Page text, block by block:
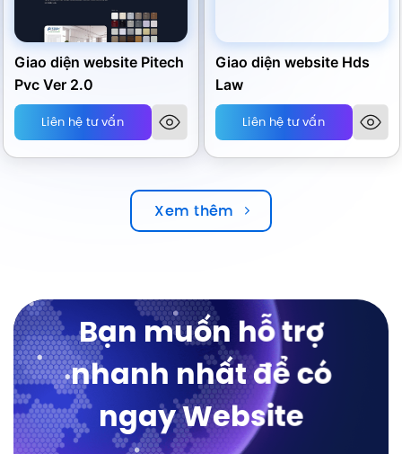
Giao diện website Pitech
Pvc Ver 2.0
Liên hệ tư vấn
Giao diện website Hds
Law
Liên hệ tư vấn
Xem thêm
Bạn muốn hỗ trợ
nhanh nhất để có
ngay Website